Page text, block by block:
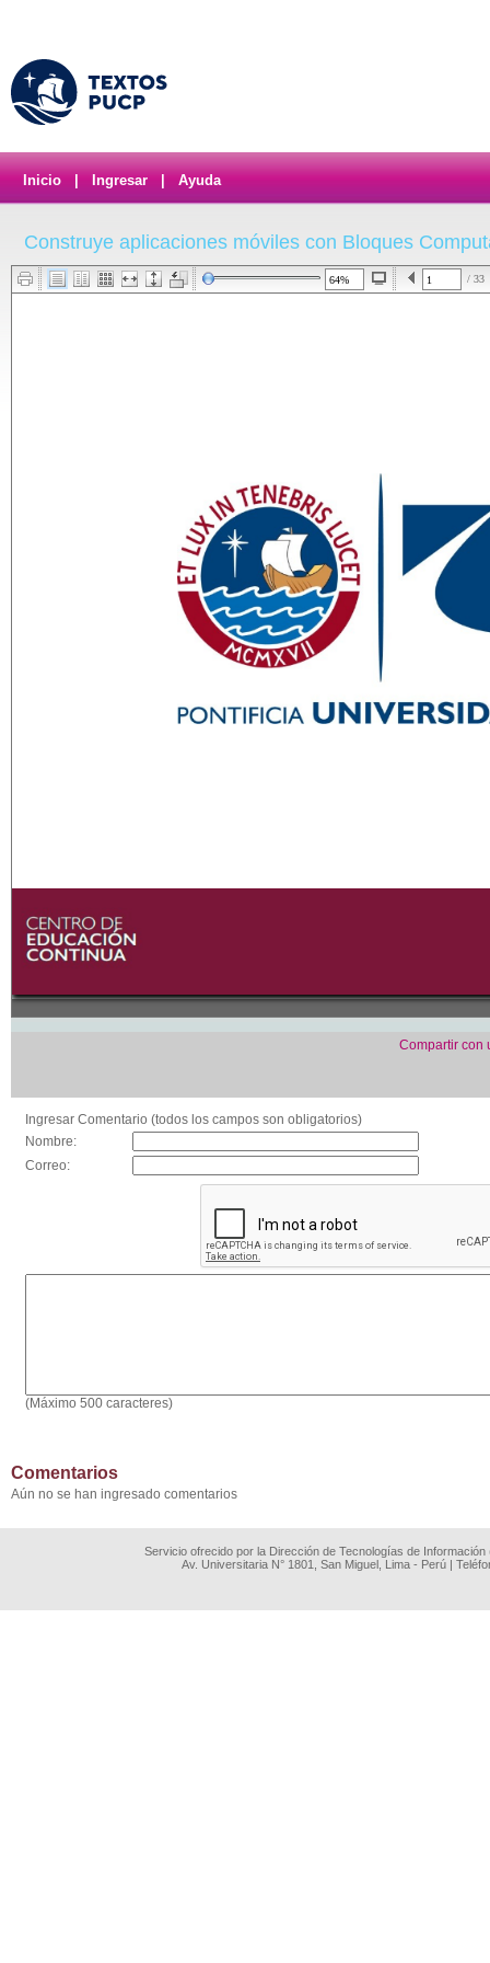
Inicio Ingresar Ayuda
Construye aplicaciones móviles con Bloques
/ 33
Compartir con
Ingresar Comentario (todos los campos son obligatorios)
Nombre:
Correo:
(Máximo 500 caracteres)
Comentarios
Aún no se han ingresado comentarios
Servicio ofrecido por la Dirección de Tecnologías de
Av. Universitaria N° 1801, San Miguel, Lima - Perú |